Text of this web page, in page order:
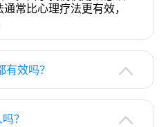
常比心理疗法更有效，
效吗？
？